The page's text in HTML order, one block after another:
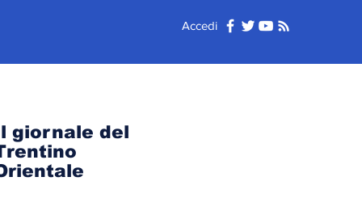
Accedi
giornale del